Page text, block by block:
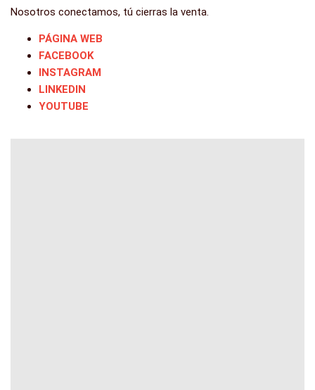
Nosotros conectamos, tú cierras la venta.
PÁGINA WEB
FACEBOOK
INSTAGRAM
LINKEDIN
YOUTUBE